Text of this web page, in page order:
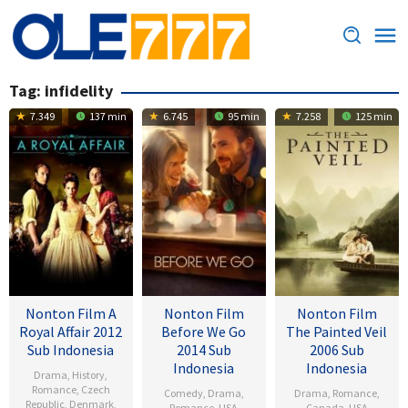
Loncat
ke
konten
Tag: infidelity
7.349 137 min
Nonton Film A
Royal Affair 2012
Sub Indonesia
Drama History
Romance, Czech
Republic Denmark
6.745 95 min
Nonton Film
Before We Go
2014 Sub
Indonesia
Comedy, Drama
7.258 125 min
Nonton Film
The Painted Veil
2006 Sub
Indonesia
Drama Romance,